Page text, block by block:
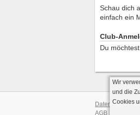
Schau dich
einfach ein
Club-
Du
Datenschutz
AGB
Wir
und die
Cookies